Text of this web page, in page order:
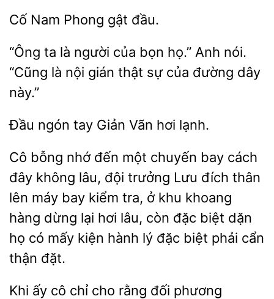
gật đầu.
“Ông
là người của bọn họ.”
“Cũng là nội gián thật sự của đường dây
này.”
Giản Vãn hơi lạnh.
Cô bỗng nhớ đến một chuyến bay cách
đây không lâu, đội trưởng Lưu đích thân
lên máy bay kiểm tra, ở khu khoang
hàng dừng lại hơi lâu, còn đặc biệt dặn
họ có
kiện hành lý
biệt phải
thận đặt.
Khi ấy cô
cho rằng đối phương